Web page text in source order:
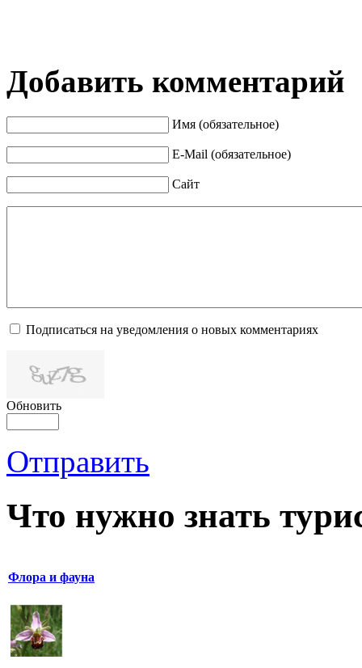
Добавить комментарий
Имя (обязательное)
E-Mail (обязательное)
Сайт
Подписаться на уведомления о новых комментариях
Обновить
Отправить
Что нужно знать
Флора и фауна